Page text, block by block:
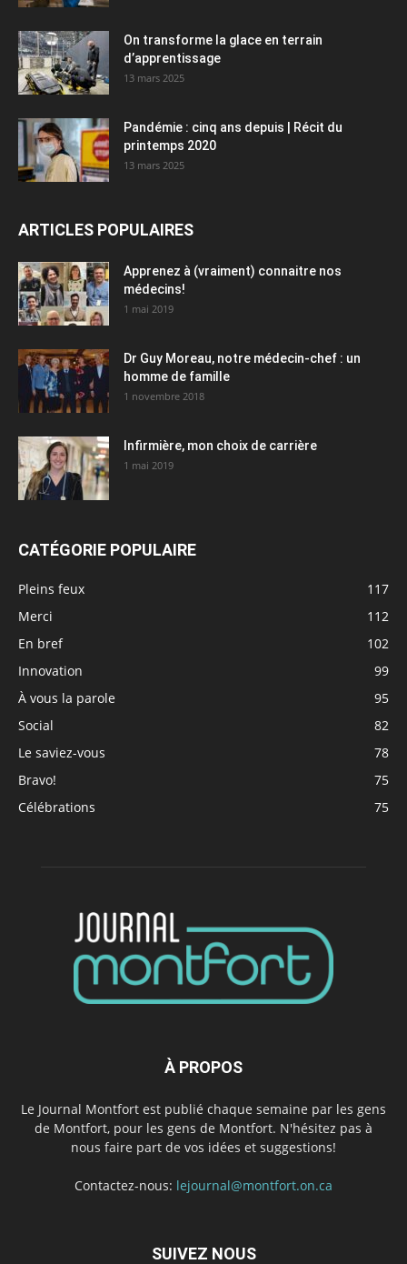
On transforme la glace en terrain
d’apprentissage
13 mars 2025
Pandémie : cinq ans depuis | Récit du
printemps 2020
13 mars 2025
ARTICLES POPULAIRES
Apprenez à (vraiment) connaitre nos
médecins!
1 mai 2019
Dr Guy Moreau, notre médecin-chef : un
homme de famille
1 novembre 2018
Infirmière, mon choix de carrière
1 mai 2019
CATÉGORIE POPULAIRE
Pleins feux
117
Merci
112
En bref
102
Innovation
99
À vous la parole
95
Social
82
Le saviez-vous
78
Bravo!
75
Célébrations
75
À PROPOS
Le Journal Montfort est publié chaque semaine par les gens
de Montfort, pour les gens de Montfort. N'hésitez pas à
nous faire part de vos idées et suggestions!
Contactez-nous: lejournal@montfort.on.ca
SUIVEZ NOUS